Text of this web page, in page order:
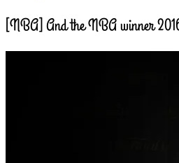
[NBA] And the NBA winner